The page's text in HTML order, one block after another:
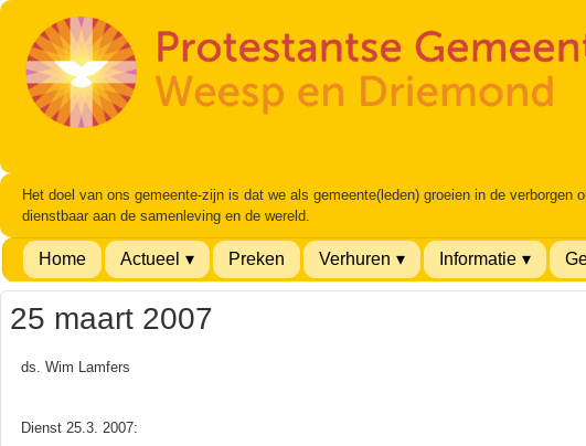
Het doel van ons gemeente-zijn is dat we als gemeente(leden) groeien in de
dienstbaar aan de samenleving en de wereld.
Home Actueel Preken Verhuren Informatie
25 maart 2007
ds. Wim Lamfers
Dienst 25.3. 2007: